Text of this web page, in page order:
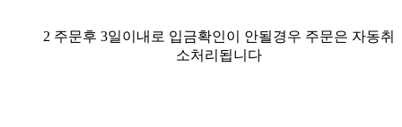
2 주문후 3일이내로 입금확인이 안될경우 주문은 자동취
소처리됩니다